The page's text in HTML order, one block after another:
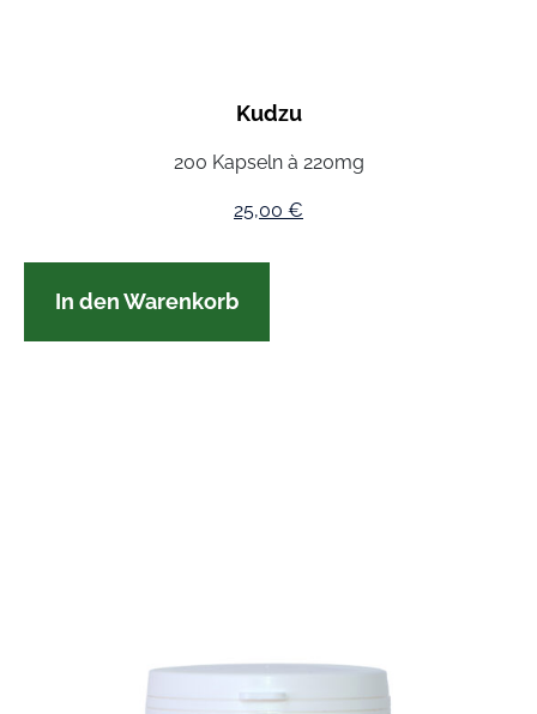
Kudzu
200 Kapseln à 220mg
25,00 €
In den Warenkorb